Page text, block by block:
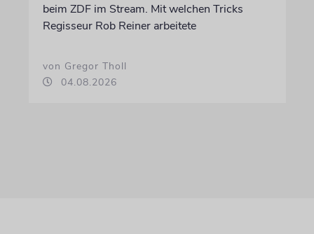
beim ZDF im Stream. Mit welchen Tricks
Regisseur Rob Reiner arbeitete
von Gregor Tholl
04.08.2026